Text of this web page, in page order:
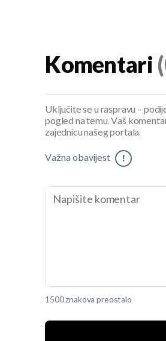
Komentari
Uključite se u raspravu –
pogled na temu. Vaš
zajednicu našeg portala.
Važna obavijest !
1500 znakova preostalo